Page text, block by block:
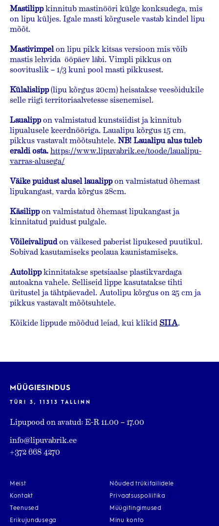
Mastilippkinnitub mastinööri külge konksudega, mis
on lipu küljes. Igale masti kõrgusele vastab kindel lipu
mõõt.
Mastivimpelon lipu pikk kitsas versioon mis võib
mastis lehvida ööpäev läbi. Vimpli pikkus on
soovituslik – 1/3 kuni pool masti pikkusest.
Külalislipp(lipu kõrgus 20cm) heisatakse veesõidukile
selle riigi territoriaalvetesse sisenemisel.
Laualippon valmistatud kunstsiidist ja kinnitub
lipualusele keerdnööriga. Laualipu kõrgus 15 cm,
pikkus vastavalt mõõtsuhtele. NB!Laualipu alus tuleb
eraldi osta.https://www.lipuvabrik.ee/toode/laualipu-
varras-alusega/
Väike puidust alusel laualippon valmistatud õhemast
lipukangast, varda kõrgus 28cm.
Käsilippon valmistatud õhemast lipukangast ja
kinnitatud puidust pulgale.
Võileivalipudon väikesed paberist lipukesed puutikul.
Sobivad kasutamiseks peolaua kaunistamiseks.
Autolippkinnitatakse spetsiaalse plastikvardaga
autoakna vahele. Selliseid lippe kasutatakse tihti
üritustel ja tähtpäevadel. Autolipu kõrgus on 25 cm ja
pikkus vastavalt mõõtsuhtele.
Kõikide lippude mõõdud leiad, kui klikid SIIA.
MÜÜGIESINDUS
TÜRI 3, 11313 TALLINN
Lipupood on avatud: E-R 11.00 – 17.00
info@lipuvabrik.ee
+372 668 4270
Meist
Kontakt
Teenused
Erikujundusega
Nõuded trükifailidele
Privaatsuspoliitika
Müügitingimused
Minu konto